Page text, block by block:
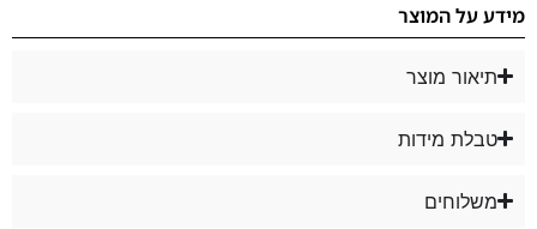
מידע על המוצר
תיאור מוצר
טבלת מידות
משלוחים